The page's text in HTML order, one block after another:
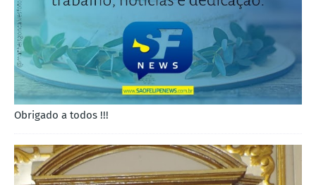
Obrigado a todos !!!